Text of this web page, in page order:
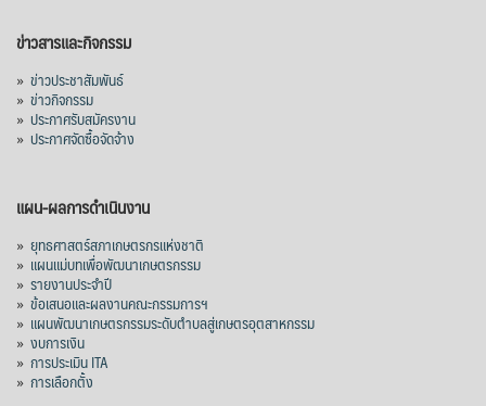
ข่าวสารและกิจกรรม
» ข่าวประชาสัมพันธ์
» ข่าวกิจกรรม
» ประกาศรับสมัครงาน
» ประกาศจัดซื้อจัดจ้าง
แผน-ผลการดำเนินงาน
» ยุทธศาสตร์สภาเกษตรกรแห่งชาติ
» แผนแม่บทเพื่อพัฒนาเกษตรกรรม
» รายงานประจำปี
» ข้อเสนอและผลงานคณะกรรมการฯ
» แผนพัฒนาเกษตรกรรมระดับตำบลสู่เกษตรอุตสาหกรรม
» งบการเงิน
» การประเมิน ITA
» การเลือกตั้ง